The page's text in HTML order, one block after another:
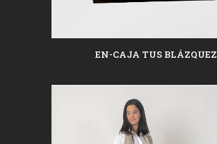
EN-CAJA TUS BLÁZQUEZ